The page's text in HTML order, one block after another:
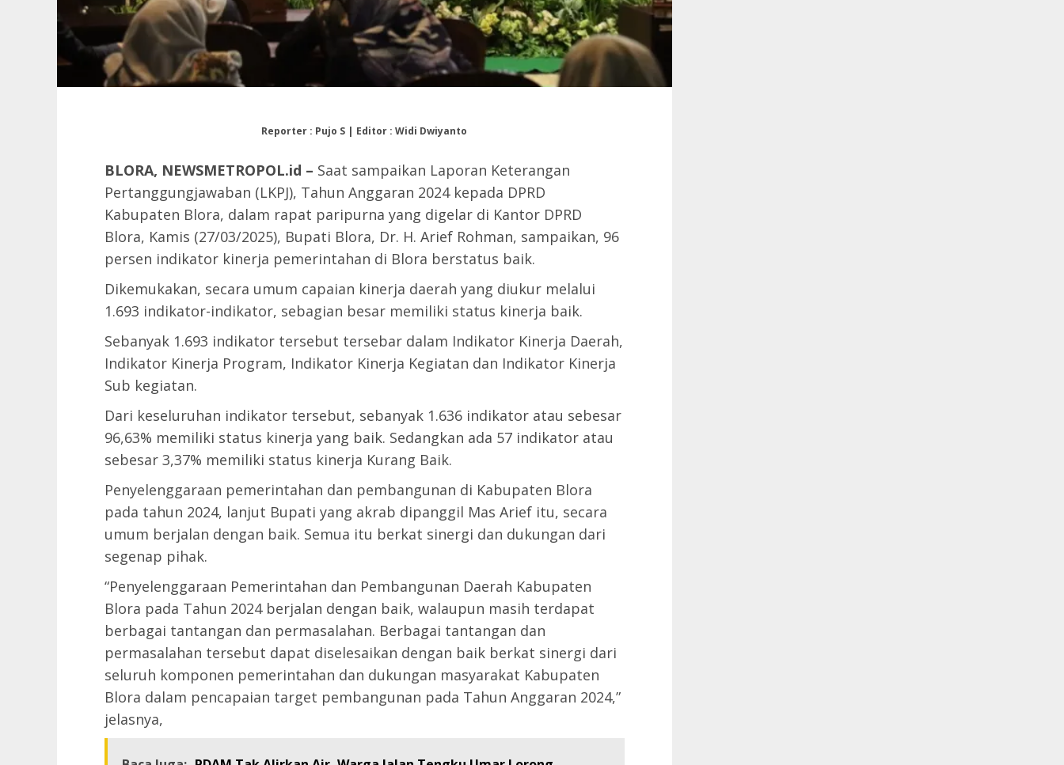
Reporter : Pujo S | Editor : Widi Dwiyanto
BLORA, NEWSMETROPOL.id – Saat sampaikan Laporan Keterangan
Pertanggungjawaban (LKPJ), Tahun Anggaran 2024 kepada DPRD
Kabupaten Blora, dalam rapat paripurna yang digelar di Kantor DPRD
Blora, Kamis (27/03/2025), Bupati Blora, Dr. H. Arief Rohman, sampaikan, 96
persen indikator kinerja pemerintahan di Blora berstatus baik.
Dikemukakan, secara umum capaian kinerja daerah yang diukur melalui
1.693 indikator-indikator, sebagian besar memiliki status kinerja baik.
Sebanyak 1.693 indikator tersebut tersebar dalam Indikator Kinerja Daerah,
Indikator Kinerja Program, Indikator Kinerja Kegiatan dan Indikator Kinerja
Sub kegiatan.
Dari keseluruhan indikator tersebut, sebanyak 1.636 indikator atau sebesar
96,63% memiliki status kinerja yang baik. Sedangkan ada 57 indikator atau
sebesar 3,37% memiliki status kinerja Kurang Baik.
Penyelenggaraan pemerintahan dan pembangunan di Kabupaten Blora
pada tahun 2024, lanjut Bupati yang akrab dipanggil Mas Arief itu, secara
umum berjalan dengan baik. Semua itu berkat sinergi dan dukungan dari
segenap pihak.
“Penyelenggaraan Pemerintahan dan Pembangunan Daerah Kabupaten
Blora pada Tahun 2024 berjalan dengan baik, walaupun masih terdapat
berbagai tantangan dan permasalahan. Berbagai tantangan dan
permasalahan tersebut dapat diselesaikan dengan baik berkat sinergi dari
seluruh komponen pemerintahan dan dukungan masyarakat Kabupaten
Blora dalam pencapaian target pembangunan pada Tahun Anggaran 2024,”
jelasnya,